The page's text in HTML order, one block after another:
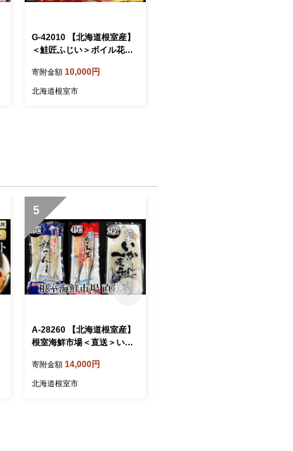
G-42010 【北海道根室産】
＜鮭匠ふじい＞ボイル花咲
寄附金額 10,000円
北海道根室市
5
A-28260 【北海道根室産】
根室海鮮市場＜直送＞いか
尾・糠さんま9尾
寄附金額 14,000円
北海道根室市